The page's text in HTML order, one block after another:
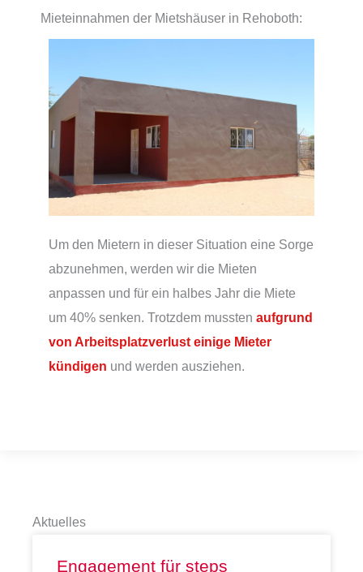
Mieteinnahmen der Mietshäuser in Rehoboth:
Um den Mietern in dieser Situation eine Sorge
abzunehmen, werden wir die Mieten
anpassen und für ein halbes Jahr die Miete
um 40% senken. Trotzdem mussten aufgrund
von Arbeitsplatzverlust einige Mieter
kündigen und werden ausziehen.
Aktuelles
Engagement für steps